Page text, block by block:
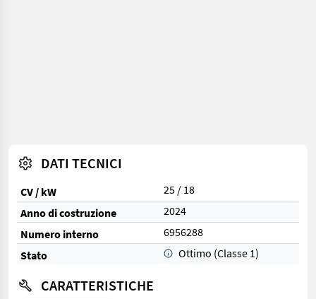
DATI TECNICI
CV / kW
25 / 18
Anno di costruzione
2024
Numero interno
6956288
Stato
Ottimo (Classe 1)
CARATTERISTICHE